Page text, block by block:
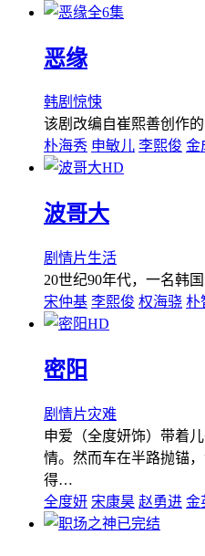
全6集
恶缘
韩剧 惊悚
该剧改编自崔熙善创作
朴海秀 申敏儿 李熙俊 金
HD
波哥大
剧情片生活
20世纪90年代，一名韩
宋仲基 李熙俊 权海骁 朴
HD
密阳
剧情片灾难
申爱（全度妍饰）带着
情。然而车在半路抛锚
得…
全度妍 宋康昊 赵勇进 金
已完结